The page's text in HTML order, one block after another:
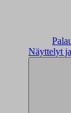
Näyttelyt